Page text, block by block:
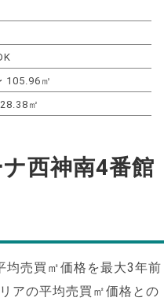
105.96㎡
㎡
西神南4番館
均売買㎡価格を最大3年前
アの平均売買㎡価格との